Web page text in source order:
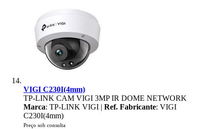
VIGI C230I(4mm)
TP-LINK CAM VIGI 3MP IR DOME NETWORK
Marca: TP-LINK VIGI | Ref. Fabricante: VIGI
C230I(4mm)
Preço sob consulta